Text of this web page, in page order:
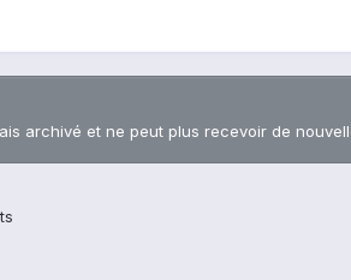
archivé et ne peut plus recevoir de